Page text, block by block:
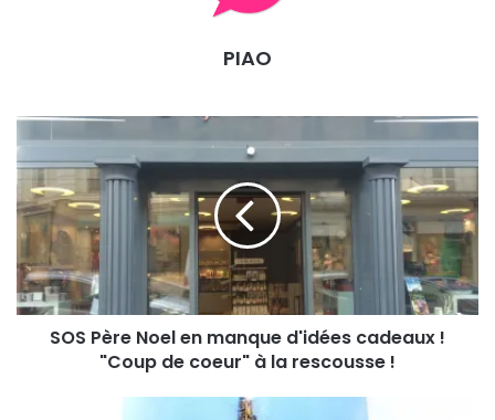
Téléphone: 0983277720
Site internet :coupdecoeur-deco.com
Nombre de vues: 146
PIAO
SOS Père Noel en manque d'idées cadeaux !
"Coup de coeur" à la rescousse !